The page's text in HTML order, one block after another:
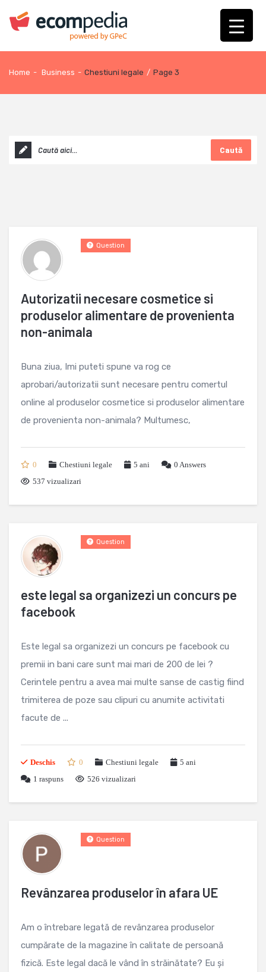
Home - Business - Chestiuni legale / Page 3
Caută
Autorizatii necesare cosmetice si
produselor alimentare de provenienta
non-animala
Question
Buna ziua, Imi puteti spune va rog ce
aprobari/autorizatii sunt necesare pentru comertul
online al produselor cosmetice si produselor alimentare
de provenienta non-animala? Multumesc,
0 Chestiuni legale 5 ani 0 Answers
537 vizualizari
este legal sa organizezi un concurs pe
facebook
Question
Este legal sa organizezi un concurs pe facebook cu
premii in bani care sunt mai mari de 200 de lei ?
Cerintele pentru a avea mai multe sanse de castig fiind
trimiterea de poze sau clipuri cu anumite activitati
facute de ...
Deschis 0 Chestiuni legale
5 ani
1 raspuns 526 vizualizari
Revânzarea produselor în afara UE
Question
Am o întrebare legată de revânzarea produselor
cumpărate de la magazine în calitate de persoană
fizică. Este legal dacă le vând în străinătate? Eu și